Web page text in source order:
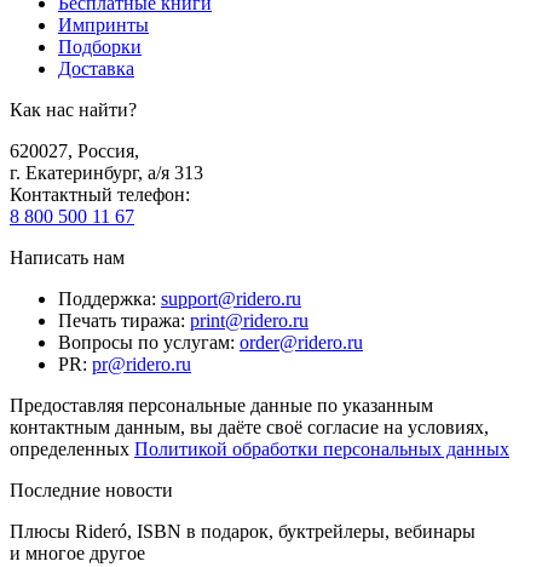
Импринты
Подборки
Доставка
Как нас найти?
620027, Россия,
г. Екатеринбург, а/я 313
Контактный телефон:
8 800 500 11 67
Написать нам
Поддержка: support@ridero.ru
Печать тиража: print@ridero.ru
Вопросы по услугам: order@ridero.ru
PR: pr@ridero.ru
Предоставляя персональные данные по указанным
контактным данным, вы даёте своё согласие на условиях,
определенных Политикой обработки персональных данных
Последние новости
Плюсы Rideró, ISBN в подарок, буктрейлеры, вебинары
и многое другое